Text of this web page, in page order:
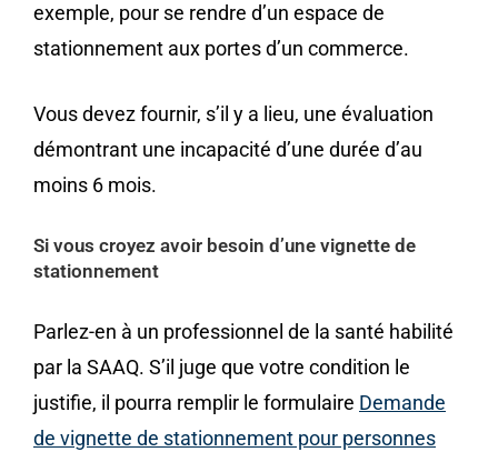
exemple, pour se rendre d’un espace de
stationnement aux portes d’un commerce.
Vous devez fournir, s’il y a lieu, une évaluation
démontrant une incapacité d’une durée d’au
moins 6 mois.
Si vous croyez avoir besoin d’une vignette de
stationnement
Parlez-en à un professionnel de la santé habilité
par la SAAQ. S’il juge que votre condition le
justifie, il pourra remplir le formulaire Demande
de vignette de stationnement pour personnes